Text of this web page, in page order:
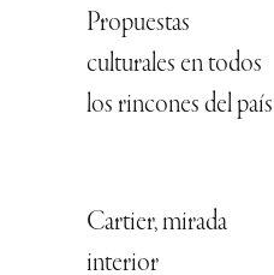
Propuestas
culturales en todos
los rincones del país
Cartier, mirada
interior